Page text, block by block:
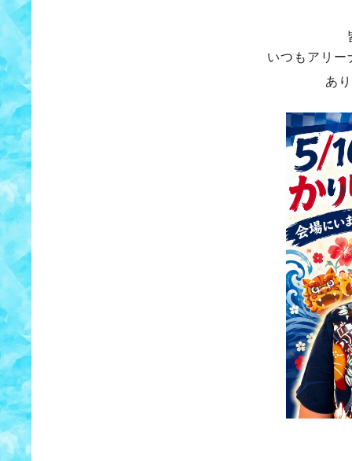
いつもアリー
あ